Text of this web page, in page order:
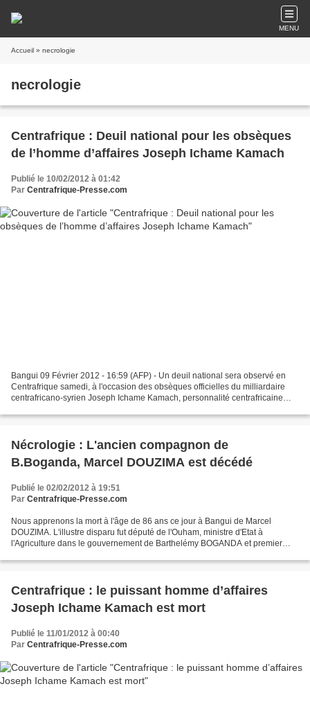
MENU
Accueil » necrologie
necrologie
Centrafrique : Deuil national pour les obsèques
de l’homme d’affaires Joseph Ichame Kamach
Publié le 10/02/2012 à 01:42
Par Centrafrique-Presse.com
Bangui 09 Février 2012 - 16:59 (AFP) - Un deuil national sera observé en
Centrafrique samedi, à l'occasion des obsèques officielles du milliardaire
centrafricano-syrien Joseph Ichame Kamach, personnalité centrafricaine
Nécrologie : L'ancien compagnon de
B.Boganda, Marcel DOUZIMA est décédé
Publié le 02/02/2012 à 19:51
Par Centrafrique-Presse.com
Nous apprenons la mort à l'âge de 86 ans ce jour à Bangui de Marcel
DOUZIMA. L'illustre disparu fut député de l'Ouham, ministre d'Etat à
l'Agriculture dans le gouvernement de Barthelémy BOGANDA et premier
Centrafrique : le puissant homme d’affaires
Joseph Ichame Kamach est mort
Publié le 11/01/2012 à 00:40
Par Centrafrique-Presse.com